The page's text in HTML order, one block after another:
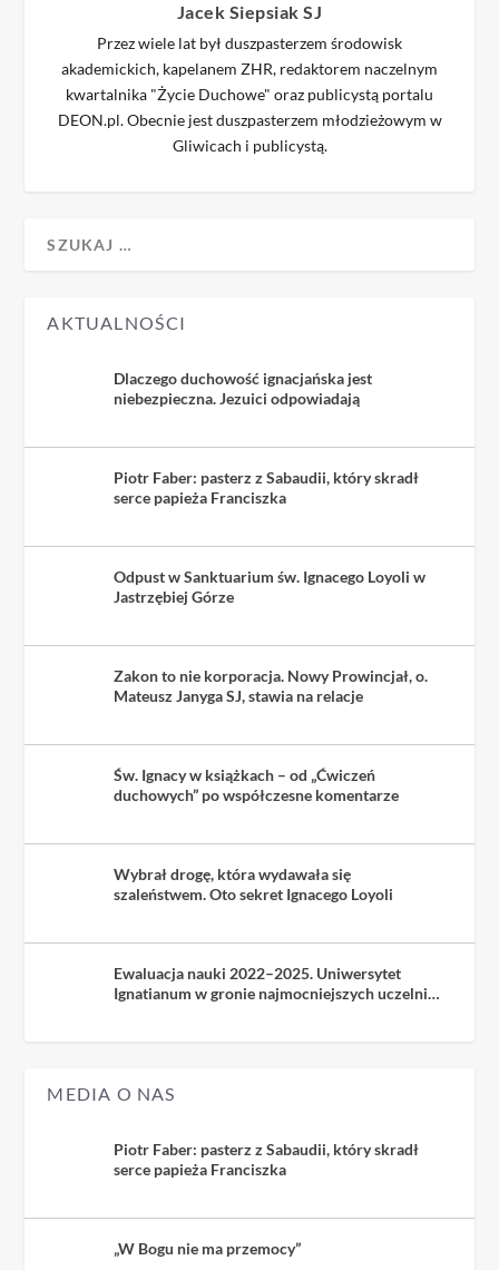
Jacek Siepsiak SJ
Przez wiele lat był duszpasterzem środowisk
akademickich, kapelanem ZHR, redaktorem naczelnym
kwartalnika "Życie Duchowe" oraz publicystą portalu
DEON.pl. Obecnie jest duszpasterzem młodzieżowym w
Gliwicach i publicystą.
AKTUALNOŚCI
Dlaczego duchowość ignacjańska jest
niebezpieczna. Jezuici odpowiadają
Piotr Faber: pasterz z Sabaudii, który skradł
serce papieża Franciszka
Odpust w Sanktuarium św. Ignacego Loyoli w
Jastrzębiej Górze
Zakon to nie korporacja. Nowy Prowincjał, o.
Mateusz Janyga SJ, stawia na relacje
Św. Ignacy w książkach – od „Ćwiczeń
duchowych” po współczesne komentarze
Wybrał drogę, która wydawała się
szaleństwem. Oto sekret Ignacego Loyoli
Ewaluacja nauki 2022–2025. Uniwersytet
Ignatianum w gronie najmocniejszych uczelni
MEDIA O NAS
Piotr Faber: pasterz z Sabaudii, który skradł
serce papieża Franciszka
„W Bogu nie ma przemocy”